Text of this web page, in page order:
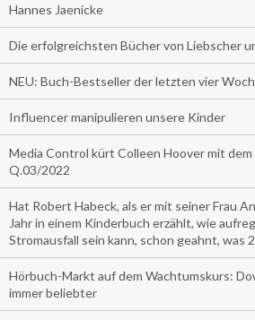
Hannes Jaenicke
Die erfolgreichsten Bücher von Liebscher
NEU: Buch-Bestseller der letzten vier
Influencer manipulieren unsere Kinder
Media Control kürt Colleen Hoover mit
Q.03/2022
Hat Robert Habeck, als er mit seiner Frau
Jahr in einem Kinderbuch erzählt, wie
Stromausfall sein kann, schon geahnt, was
Hörbuch-Markt auf dem Wachtumskurs:
immer beliebter